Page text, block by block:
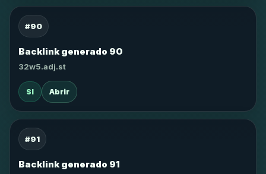
#90
Backlink generado 90
32w5.adj.st
SI Abrir
#91
Backlink generado 91